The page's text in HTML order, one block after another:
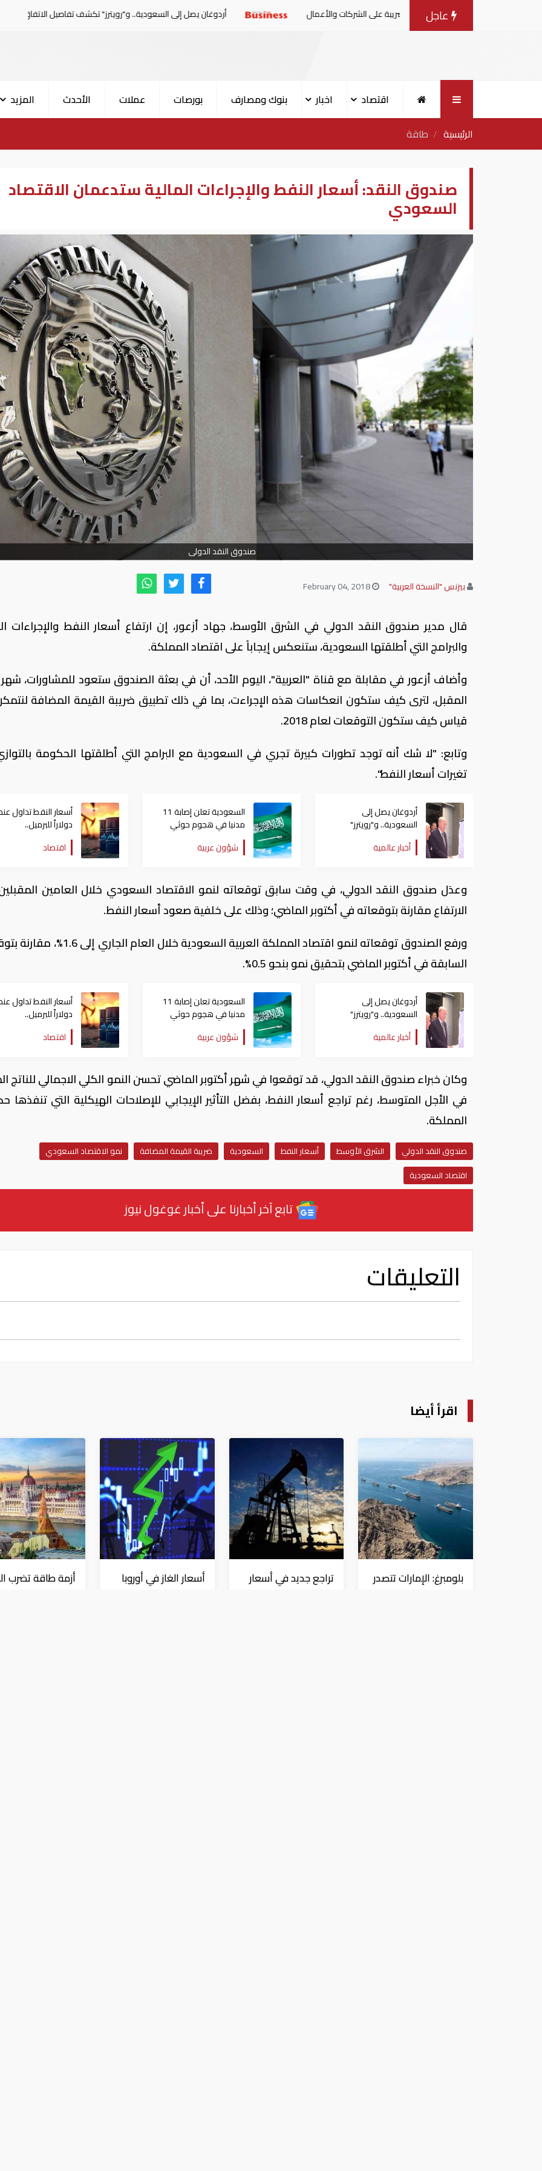
عاجل
الوزاري في شأن الضريبة على الشركات والأعمال أردوغان يصل إلى السعودية.. و"رويترز" تكشف تفاصيل الاتفاق المرتقب
اقتصاد اخبار بنوك ومصارف بورصات عملات الأحدث
المزيد
الرئيسية
طاقة
صندوق النقد: أسعار النفط والإجراءات المالية ستدعمان الاقتصاد
السعودي
صندوق النقد الدولى
بيزنس "النسخة العربية"
قال مدير صندوق النقد الدولي في الشرق الأوسط، جهاد أزعور، إن ارتفاع أسعار النفط والإجراءات
والبرامج التي أطلقتها السعودية، ستنعكس إيجاباً على اقتصاد المملكة.
وأضاف أزعور في مقابلة مع قناة "العربية"، اليوم الأحد، أن في بعثة الصندوق ستعود للمشاورات،
المقبل، لترى كيف ستكون انعكاسات هذه الإجراءت، بما في ذلك تطبيق ضريبة القيمة المضافة
قياس كيف ستكون التوقعات لعام 2018.
وتابع: "لا شك أنه توجد تطورات كبيرة تجري في السعودية مع البرامج التي أطلقتها الحكومة
تغيرات أسعار النفط".
أردوغان يصل إلى
السعودية.. و"رويترز"
تكشف تفاصيل الاتفاق
المرتقب
أخبار عالمية
السعودية تعلن إصابة 11
مدنيا في هجوم حوثي
على نجران
شؤون عربية
دولاراً للبرميل..
وتراجع الأسهم
اقتصاد
وعدَل صندوق النقد الدولي، في وقت سابق توقعاته لنمو الاقتصاد السعودي خلال العامين
الارتفاع مقارنة بتوقعاته في أكتوبر الماضي؛ وذلك على خلفية صعود أسعار النفط.
ورفع الصندوق توقعاته لنمو اقتصاد المملكة العربية السعودية خلال العام
السابقة في أكتوبر الماضي بتحقيق نمو بنحو 0.5%.
أردوغان يصل إلى
السعودية.. و"رويترز"
تكشف تفاصيل الاتفاق
المرتقب
أخبار عالمية
السعودية تعلن إصابة 11
مدنيا في هجوم حوثي
على نجران
شؤون عربية
دولاراً للبرميل..
وتراجع الأسهم
اقتصاد
وكان خبراء صندوق النقد الدولي، قد توقعوا في شهر أكتوبر الماضي تحسن النمو الكلي الاجمالي للناتج
في الأجل المتوسط، رغم تراجع أسعار النفط، بفضل التأثير الإيجابي للإصلاحات الهيكلية التي تنفذها
المملكة.
صندوق النقد الدولي الشرق الأوسط أسعار النفط السعودية ضريبة القيمة المضافة
نمو الاقتصاد السعودي
اقتصاد السعودية
تابع آخر أخبارنا على أخبار غوغول نيوز
التعليقات
اقرأ أيضا
بلومبرغ: الإمارات تتصدر
تراجع جديد في أسعار
أسعار الغاز في أوروبا
أزمة طاقة تضرب